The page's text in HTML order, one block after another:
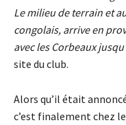
Le milieu de terrain et
congolais, arrive en
avec les Corbeaux
site du club.
Alors qu’il était
c’est finalement chez